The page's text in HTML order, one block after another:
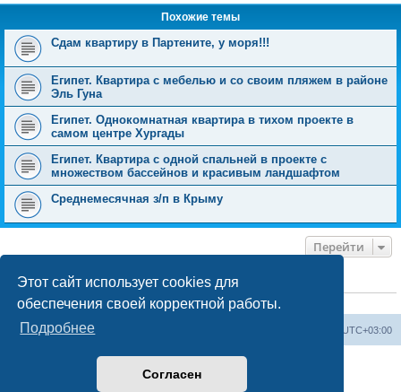
Этот сайт использует cookies для
обеспечения своей корректной работы.
Подробнее
Согласен
Похожие темы
Сдам квартиру в Партените, у моря!!!
Египет. Квартира с мебелью и со своим пляжем в районе
Эль Гуна
Египет. Однокомнатная квартира в тихом проекте в
самом центре Хургады
Египет. Квартира с одной спальней в проекте с
множеством бассейнов и красивым ландшафтом
Среднемесячная з/п в Крыму
Перейти
КТО СЕЙЧАС НА КОНФЕРЕНЦИИ
Сейчас этот форум просматривают:ClaudeBot [ИИ бот]и 0 гостей
Форум «Весь Крым» UTC+03:00
Создано на основе phpBB® Forum Software © phpBB Limited
Конфиденциальность